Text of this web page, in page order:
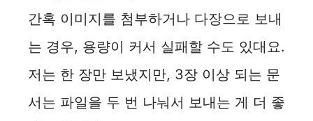
간혹 이미지를 첨부하거나 다장으로 보내
는 경우, 용량이 커서 실패할 수도 있대요.
저는 한 장만 보냈지만, 3장 이상 되는 문
서는 파일을 두 번 나눠서 보내는 게 더 좋